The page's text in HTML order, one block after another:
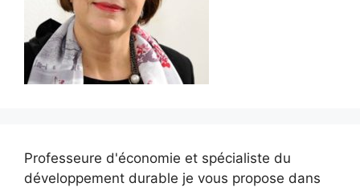
Professeure d'économie et spécialiste du
développement durable je vous propose dans